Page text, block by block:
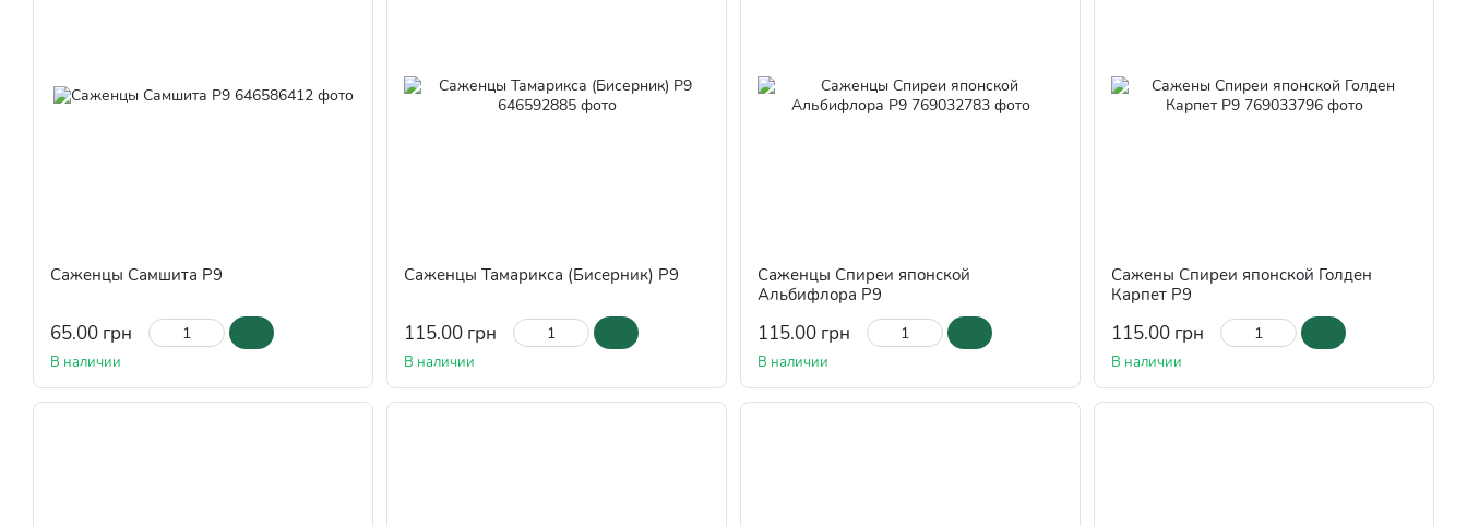
Саженцы Самшита Р9
65.00 грн
В наличии
Саженцы Тамарикса (Бисерник) Р9
115.00 грн
В наличии
Саженцы Спиреи японской
Альбифлора Р9
115.00 грн
В наличии
Сажены Спиреи японской Голден
Карпет Р9
115.00 грн
В наличии